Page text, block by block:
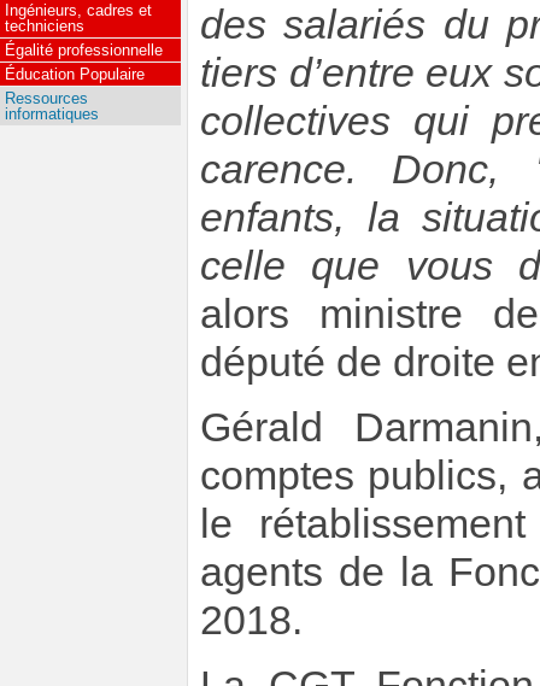
des salariés du
tiers d’entre eux
collectives qui
carence.
enfants, la
celle que vous
alors ministre
député de droite
Gérald
comptes publics,
le
agents de la
2018.
Ingénieurs, cadres et
techniciens
Égalité professionnelle
Éducation Populaire
Ressources
informatiques